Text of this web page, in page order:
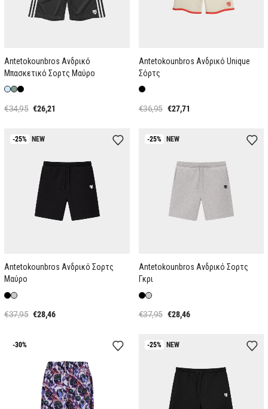
Antetokounbros Ανδρικό
Μπασκετικό Σορτς Μαύρο
€34,95 €26,21
Αntetokounbros Ανδρικό Unique
Σόρτς
€36,95 €27,71
-25% NEW
Antetokounbros Ανδρικό Σορτς
Μαύρο
€37,95 €28,46
-25% NEW
Antetokounbros Ανδρικό Σορτς
Γκρι
€37,95 €28,46
-30% -25% NEW